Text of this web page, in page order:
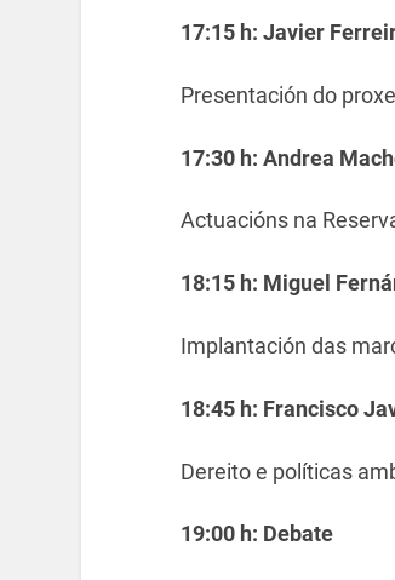
17:15 h: Javier
Presentación do
17:30 h: Andrea
Actuacións na
18:15 h: Miguel
Implantación das
18:45 h: Francisco
Dereito e políticas
19:00 h: Debate